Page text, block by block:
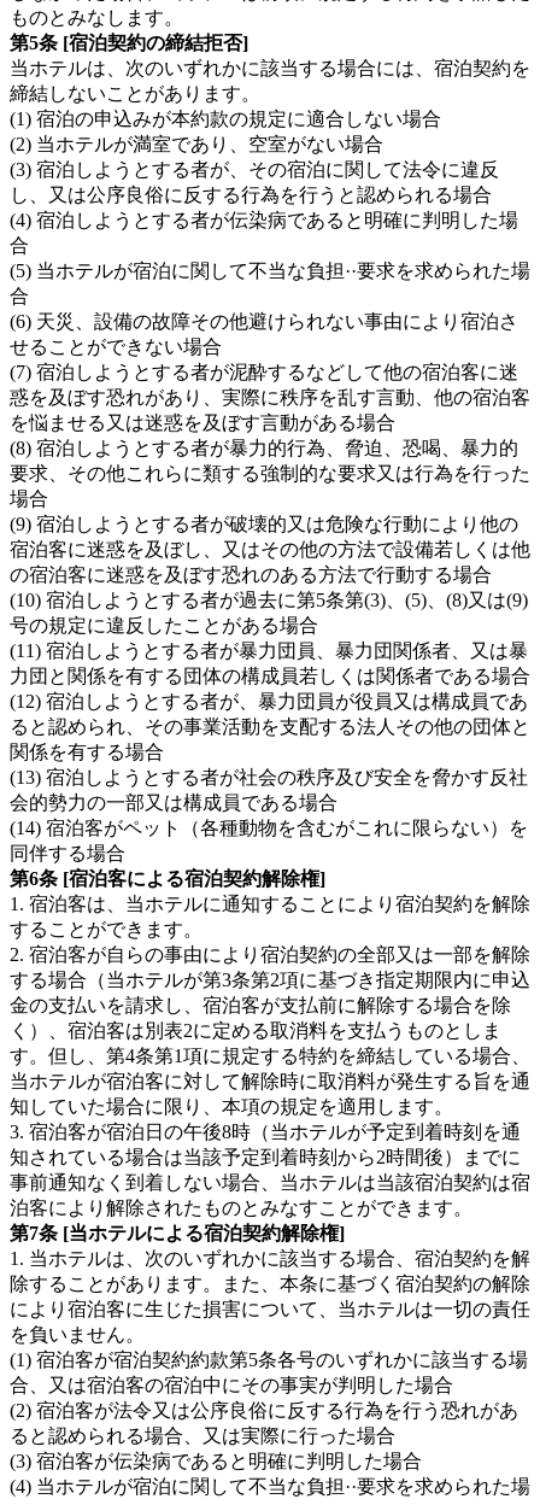
ものとみなします。
第5条 [宿泊契約の締結拒否]
当ホテルは、次のいずれかに該当する場合には、宿泊契約を
締結しないことがあります。
(1) 宿泊の申込みが本約款の規定に適合しない場合
(2) 当ホテルが満室であり、空室がない場合
(3) 宿泊しようとする者が、その宿泊に関して法令に違反
し、又は公序良俗に反する行為を行うと認められる場合
(4) 宿泊しようとする者が伝染病であると明確に判明した場
合
(5) 当ホテルが宿泊に関して不当な負担··要求を求められた場
合
(6) 天災、設備の故障その他避けられない事由により宿泊さ
せることができない場合
(7) 宿泊しようとする者が泥酔するなどして他の宿泊客に迷
惑を及ぼす恐れがあり、実際に秩序を乱す言動、他の宿泊客
を悩ませる又は迷惑を及ぼす言動がある場合
(8) 宿泊しようとする者が暴力的行為、脅迫、恐喝、暴力的
要求、その他これらに類する強制的な要求又は行為を行った
場合
(9) 宿泊しようとする者が破壊的又は危険な行動により他の
宿泊客に迷惑を及ぼし、又はその他の方法で設備若しくは他
の宿泊客に迷惑を及ぼす恐れのある方法で行動する場合
(10) 宿泊しようとする者が過去に第5条第(3)、(5)、(8)又は(9)
号の規定に違反したことがある場合
(11) 宿泊しようとする者が暴力団員、暴力団関係者、又は暴
力団と関係を有する団体の構成員若しくは関係者である場合
(12) 宿泊しようとする者が、暴力団員が役員又は構成員であ
ると認められ、その事業活動を支配する法人その他の団体と
関係を有する場合
(13) 宿泊しようとする者が社会の秩序及び安全を脅かす反社
会的勢力の一部又は構成員である場合
(14) 宿泊客がペット（各種動物を含むがこれに限らない）を
同伴する場合
第6条 [宿泊客による宿泊契約解除権]
1. 宿泊客は、当ホテルに通知することにより宿泊契約を解除
することができます。
2. 宿泊客が自らの事由により宿泊契約の全部又は一部を解除
する場合（当ホテルが第3条第2項に基づき指定期限内に申込
金の支払いを請求し、宿泊客が支払前に解除する場合を除
く）、宿泊客は別表2に定める取消料を支払うものとしま
す。但し、第4条第1項に規定する特約を締結している場合、
当ホテルが宿泊客に対して解除時に取消料が発生する旨を通
知していた場合に限り、本項の規定を適用します。
3. 宿泊客が宿泊日の午後8時（当ホテルが予定到着時刻を通
知されている場合は当該予定到着時刻から2時間後）までに
事前通知なく到着しない場合、当ホテルは当該宿泊契約は宿
泊客により解除されたものとみなすことができます。
第7条 [当ホテルによる宿泊契約解除権]
1. 当ホテルは、次のいずれかに該当する場合、宿泊契約を解
除することがあります。また、本条に基づく宿泊契約の解除
により宿泊客に生じた損害について、当ホテルは一切の責任
を負いません。
(1) 宿泊客が宿泊契約約款第5条各号のいずれかに該当する場
合、又は宿泊客の宿泊中にその事実が判明した場合
(2) 宿泊客が法令又は公序良俗に反する行為を行う恐れがあ
ると認められる場合、又は実際に行った場合
(3) 宿泊客が伝染病であると明確に判明した場合
(4) 当ホテルが宿泊に関して不当な負担··要求を求められた場